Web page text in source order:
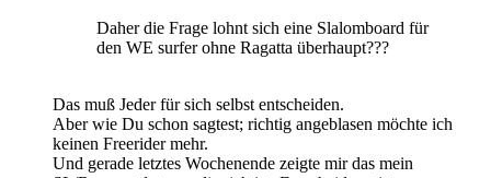
Daher die Frage lohnt sich eine Slalomboard für
den WE surfer ohne Ragatta überhaupt???
Das muß Jeder für sich selbst entscheiden.
Aber wie Du schon sagtest; richtig angeblasen möchte ich
keinen Freerider mehr.
Und gerade letztes Wochenende zeigte mir das mein